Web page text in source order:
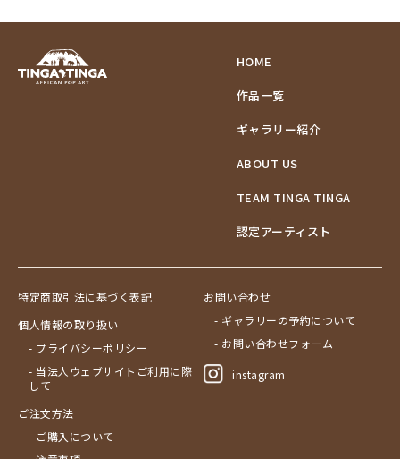
HOME
作品一覧
ギャラリー紹介
ABOUT US
TEAM TINGA TINGA
認定アーティスト
特定商取引法に基づく表記
個人情報の取り扱い
- プライバシーポリシー
- 当法人ウェブサイトご利用に際
して
ご注文方法
- ご購入について
お問い合わせ
- ギャラリーの予約について
- お問い合わせフォーム
instagram